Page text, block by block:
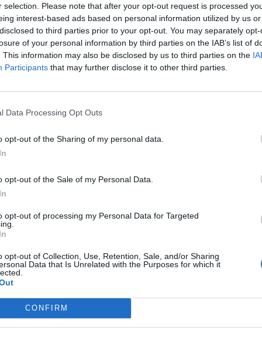
selection. Please note that after your opt-out request is processed
interest-based ads based on personal information utilized by us
to third parties prior to your opt-out. You may separately
of your personal information by third parties on the IAB’s list of
This information may also be disclosed by us to third parties on the
Participants that may further disclose it to other third parties.
Data Processing Opt Outs
opt-out of the Sharing of my personal data.
opt-out of the Sale of my Personal Data.
opt-out of processing my Personal Data for Targeted
opt-out of Collection, Use, Retention, Sale, and/or Sharing
Data that Is Unrelated with the Purposes for which it
CONFIRM
artificiale, annuncia oggi l’arrivo in Italia di HONOR Magic8 Pro,
smartphone flagship dotato di fotocamera AI di ultima generazione
la fotografia su smartphone con capacità di …
Galaxy nel Sottosopra: Samsung e Netflix offrono
della porta di “Stranger Things”, Samsung Electronics e Netflix
ha plasmato la cultura pop per quasi un decennio. A partire dal …
da flagship, AI personalizzata, imaging professionale e design elegante
flagship, OnePlus 15, debutterà a livello mondiale il 13 novembre
tradizione di prestazioni leader …
presenta Pura 80 Series, lo smartphone che